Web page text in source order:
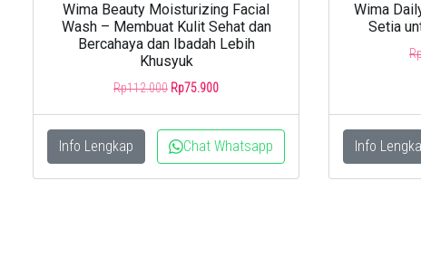
Wima Beauty Moisturizing Facial
Wash – Membuat Kulit Sehat dan
Bercahaya dan Ibadah Lebih
Khusyuk
Rp112.000 Original
Rp112.000.
Rp75.900Current
Rp75.900.
Info Lengkap Chat Whatsapp
Wima
Setia
Info